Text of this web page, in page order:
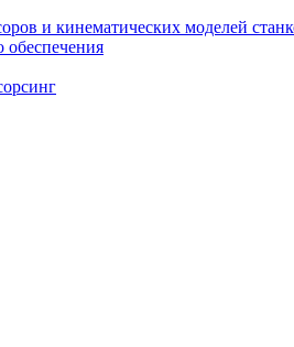
и кинематических моделей
обеспечения